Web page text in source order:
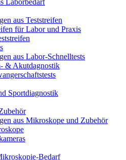
Laborbedarf
aus Teststreifen
für Labor und Praxis
aus Labor-Schnelltests
& Akutdagnostik
Sportdiagnostik
aus Mikroskope und Zubehör
Bedarf